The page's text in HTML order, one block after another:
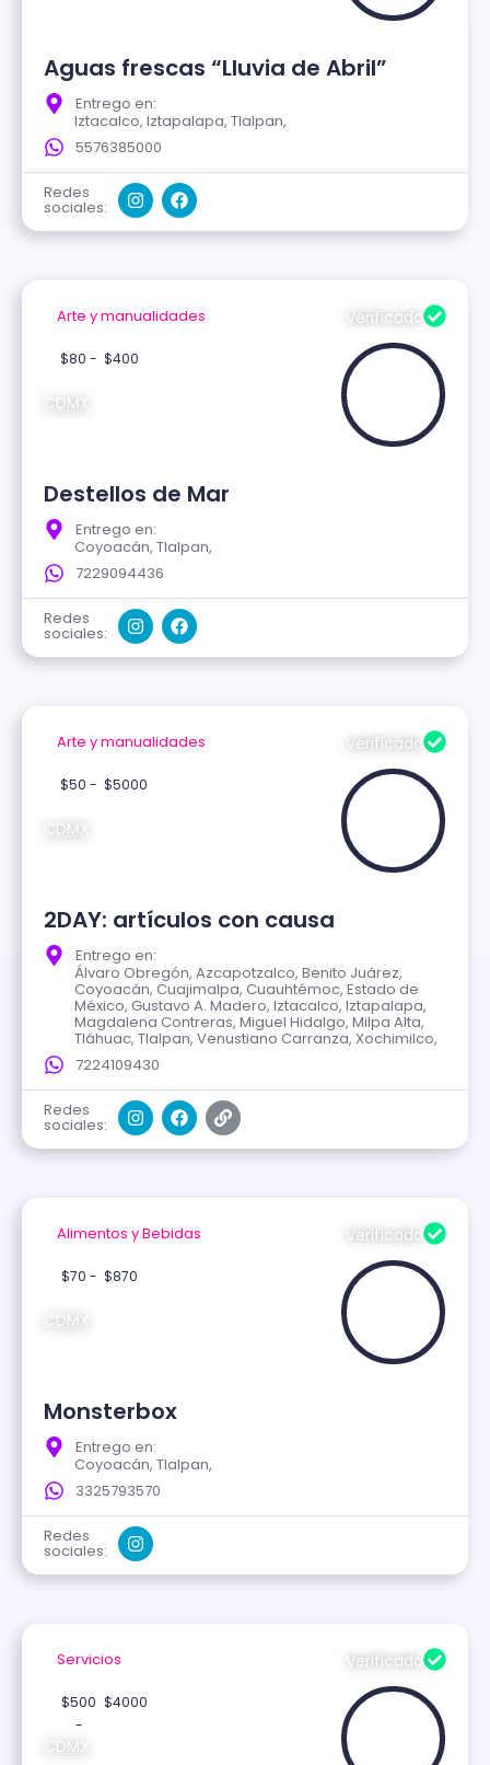
Aguas frescas “Lluvia de Abril”
Entrego en:
Iztacalco, Iztapalapa, Tlalpan,
5576385000
Redes
sociales:
Arte y manualidades
$80 - $400
CDMX
Verificado
Destellos de Mar
Entrego en:
Coyoacán, Tlalpan,
7229094436
Redes
sociales:
Arte y manualidades
$50 - $5000
CDMX
Verificado
2DAY: artículos con causa
Entrego en:
Álvaro Obregón, Azcapotzalco, Benito Juárez,
Coyoacán, Cuajimalpa, Cuauhtémoc, Estado de
México, Gustavo A. Madero, Iztacalco, Iztapalapa,
Magdalena Contreras, Miguel Hidalgo, Milpa Alta,
Tláhuac, Tlalpan, Venustiano Carranza, Xochimilco,
7224109430
Redes
sociales:
Alimentos y Bebidas
$70 - $870
CDMX
Verificado
Monsterbox
Entrego en:
Coyoacán, Tlalpan,
3325793570
Redes
sociales:
Servicios
$500
-
$4000
CDMX
Verificado